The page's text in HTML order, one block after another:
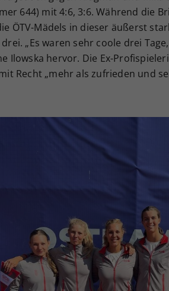
644) mit 4:6, 3:6. Während die
ÖTV-Mädels in dieser äußerst
drei. „Es waren sehr coole drei
Ilowska hervor. Die Ex-
Recht „mehr als zufrieden und